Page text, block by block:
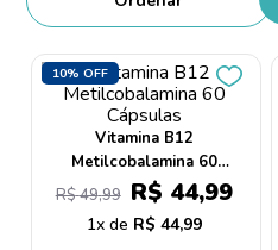
10% OFF
Vitamina B12
Metilcobalamina 60
Cápsulas
R$49,99 R$ 44,99
1 R$ 44,99
5º tintura cabelo
6º elseve
fralda pampers
proge
9º esmalte
dove